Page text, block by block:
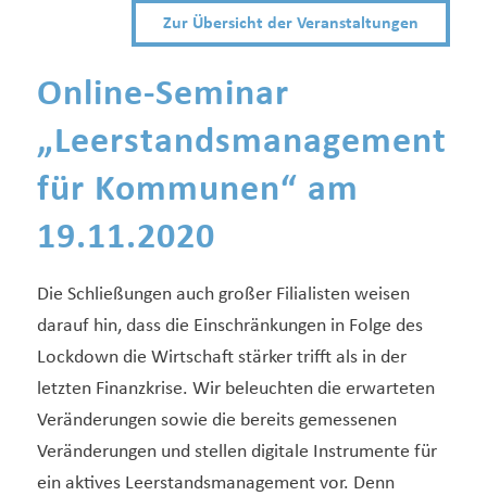
Zur Übersicht der Veranstaltungen
Online-Seminar
„Leerstandsmanagement
für Kommunen“ am
19.11.2020
Die Schließungen auch großer Filialisten weisen
darauf hin, dass die Einschränkungen in Folge des
Lockdown die Wirtschaft stärker trifft als in der
letzten Finanzkrise. Wir beleuchten die erwarteten
Veränderungen sowie die bereits gemessenen
Veränderungen und stellen digitale Instrumente für
ein aktives Leerstandsmanagement vor. Denn